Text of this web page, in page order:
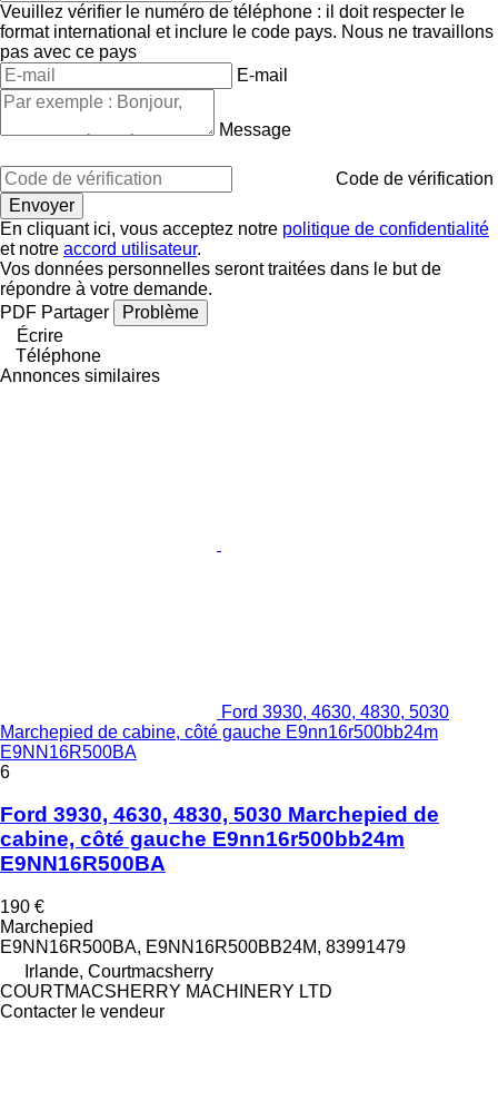
Veuillez vérifier le numéro de téléphone : il doit respecter le
format international et inclure le code pays. Nous ne travaillons
pas avec ce pays
E-mail
Message
Code de vérification
En cliquant ici, vous acceptez notre politique de confidentialité
et notre accord utilisateur.
Vos données personnelles seront traitées dans le but de
répondre à votre demande.
PDF Partager
Problème
Écrire
Téléphone
Annonces similaires
Ford 3930, 4630, 4830, 5030
Marchepied de cabine, côté gauche E9nn16r500bb24m
E9NN16R500BA
6
Ford 3930, 4630, 4830, 5030 Marchepied de
cabine, côté gauche E9nn16r500bb24m
E9NN16R500BA
190 €
Marchepied
E9NN16R500BA, E9NN16R500BB24M, 83991479
Irlande, Courtmacsherry
COURTMACSHERRY MACHINERY LTD
Contacter le vendeur